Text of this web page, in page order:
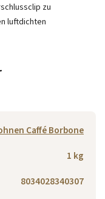
zu
luftdichten
Caffé Borbone
1 kg
8034028340307